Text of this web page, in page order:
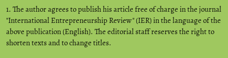
1. The author agrees to publish his article free of charge in the journal
"International Entrepreneurship Review" (IER) in the language of the
above publication (English). The editorial staff reserves the right to
shorten texts and to change titles.